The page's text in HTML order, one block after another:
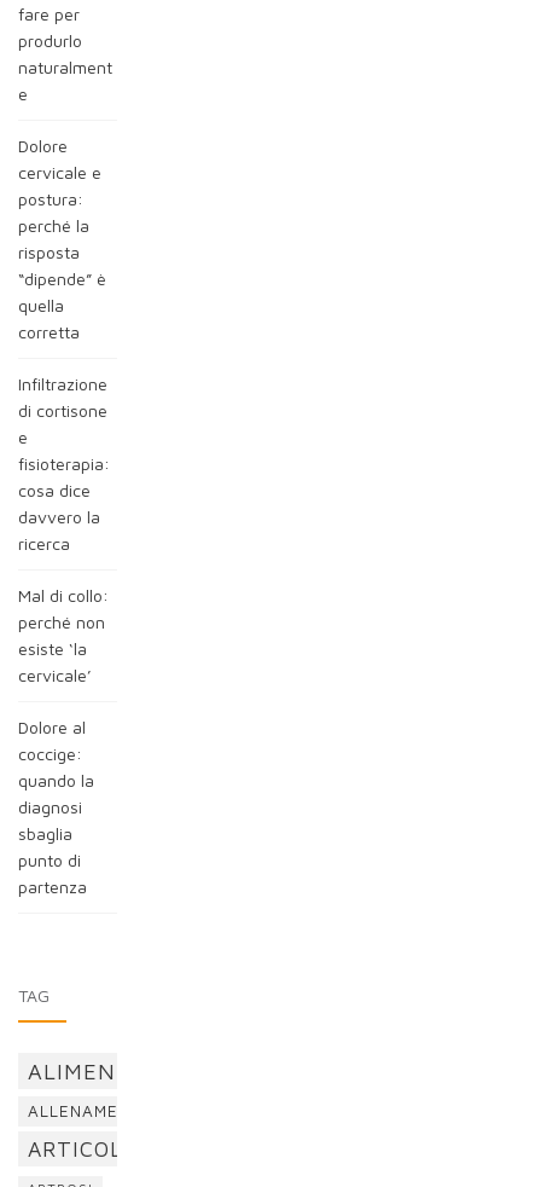
fare per
produrlo
naturalment
e
Dolore
cervicale e
postura:
perché la
risposta
“dipende” è
quella
corretta
Infiltrazione
di cortisone
e
fisioterapia:
cosa dice
davvero la
ricerca
Mal di collo:
perché non
esiste ‘la
cervicale’
Dolore al
coccige:
quando la
diagnosi
sbaglia
punto di
partenza
TAG
ALIMENTAZIONE
ALLENAMENTO
ARTICOLAZIONI